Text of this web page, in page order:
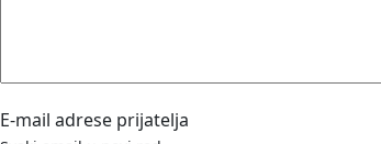
E-mail adrese prijatelja